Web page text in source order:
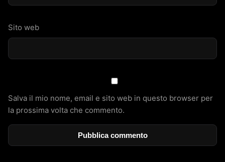
Sito web
Salva il mio nome, email e sito web in questo browser per
la prossima volta che commento.